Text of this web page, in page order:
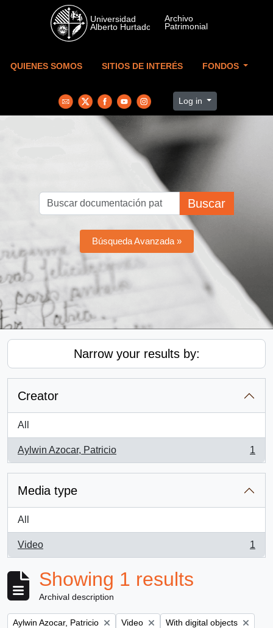
Skip to main content
QUIENES SOMOS SITIOS DE INTERÉS FONDOS
Log in
Buscar
Búsqueda Avanzada »
Narrow your results by:
Creator
All
Aylwin Azocar, Patricio
, 1 results
1
Media type
All
Video
, 1 results
1
Showing 1 results
Archival description
Remove filter:
Aylwin Azocar, Patricio Remove filter:
Video Remove filter:
With digital objects